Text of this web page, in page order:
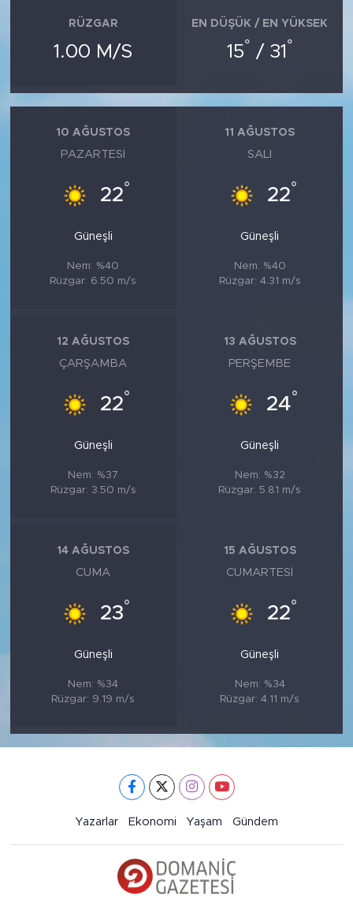
RÜZGAR
1.00 M/S
EN DÜŞÜK / EN YÜKSEK
15° / 31 °
10 AĞUSTOS
PAZARTESI
22°
Güneşli
Nem: %40
Rüzgar: 6.50 m/s
11 AĞUSTOS
SALI
22°
Güneşli
Nem: %40
Rüzgar: 4.31 m/s
12 AĞUSTOS
ÇARŞAMBA
22°
Güneşli
Nem: %37
Rüzgar: 3.50 m/s
13 AĞUSTOS
PERŞEMBE
24°
Güneşli
Nem: %32
Rüzgar: 5.81 m/s
14 AĞUSTOS
CUMA
23°
Güneşli
Nem: %34
Rüzgar: 9.19 m/s
15 AĞUSTOS
CUMARTESI
22°
Güneşli
Nem: %34
Rüzgar: 4.11 m/s
Yazarlar Ekonomi Yaşam Gündem